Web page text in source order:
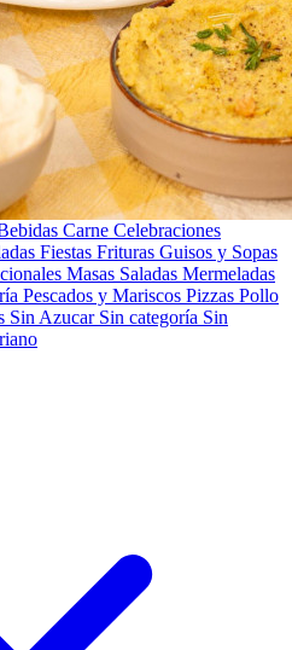
Carne Celebraciones
Fiestas Frituras Guisos y Sopas
Masas Saladas Mermeladas
Pescados y Mariscos Pizzas Pollo
Sin Azucar Sin categoría Sin